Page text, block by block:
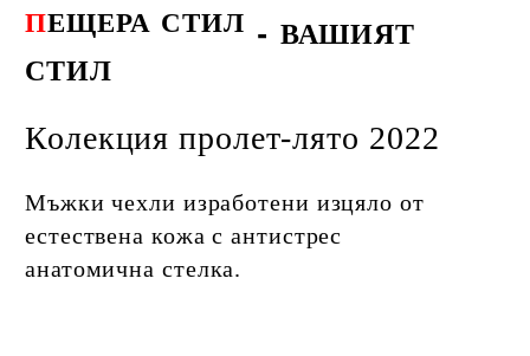
ПЕЩЕРА СТИЛ - ВАШИЯТ
СТИЛ
Колекция пролет-лято 2022
Мъжки чехли изработени изцяло от
естествена кожа с антистрес
анатомична стелка.